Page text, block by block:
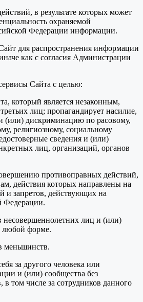
в результате которых может
охраняемой
Федерации информации.
для распространения информации
как с согласия Администрации
Сайта с целью:
который является незаконным,
лиц; пропагандирует насилие,
(или) дискриминацию по расовому,
религиозному, социальному
сведения и (или)
лиц, организаций, органов
противоправных действий,
действия которых направлены на
и запретов, действующих на
Федерации.
несовершеннолетних лиц и (или)
любой форме.
меньшинств.
за другого человека или
и (или) сообщества без
в том числе за сотрудников данного